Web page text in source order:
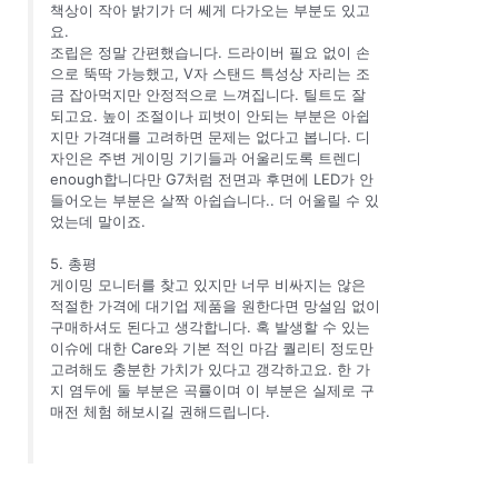
책상이 작아 밝기가 더 쎄게 다가오는 부분도 있고
요.
조립은 정말 간편했습니다. 드라이버 필요 없이 손
으로 뚝딱 가능했고, V자 스탠드 특성상 자리는 조
금 잡아먹지만 안정적으로 느껴집니다. 틸트도 잘
되고요. 높이 조절이나 피벗이 안되는 부분은 아쉽
지만 가격대를 고려하면 문제는 없다고 봅니다. 디
자인은 주변 게이밍 기기들과 어울리도록 트렌디
enough합니다만 G7처럼 전면과 후면에 LED가 안
들어오는 부분은 살짝 아쉽습니다.. 더 어울릴 수 있
었는데 말이죠.
5. 총평
게이밍 모니터를 찾고 있지만 너무 비싸지는 않은
적절한 가격에 대기업 제품을 원한다면 망설임 없이
구매하셔도 된다고 생각합니다. 혹 발생할 수 있는
이슈에 대한 Care와 기본 적인 마감 퀄리티 정도만
고려해도 충분한 가치가 있다고 갱각하고요. 한 가
지 염두에 둘 부분은 곡률이며 이 부분은 실제로 구
매전 체험 해보시길 권해드립니다.